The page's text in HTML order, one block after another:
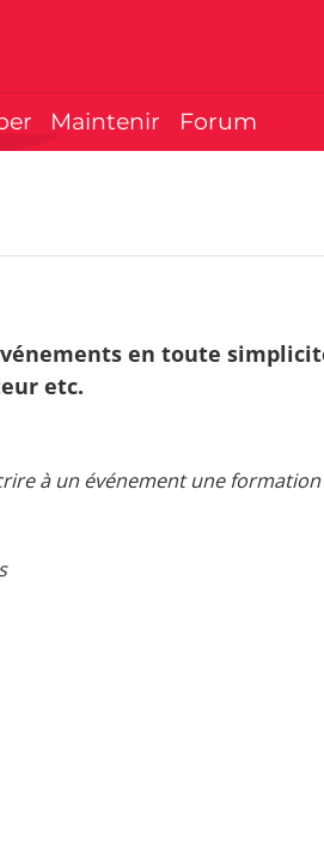
Maintenir Forum
en toute
etc.
à un événement une formation